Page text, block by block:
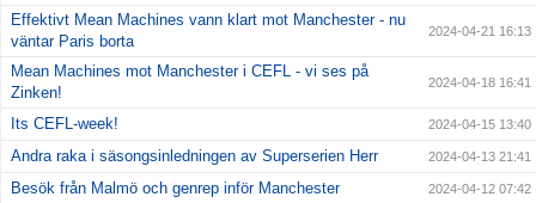
Effektivt Mean Machines vann klart mot Manchester - nu
väntar Paris borta
2024-04-21 16:13
Mean Machines mot Manchester i CEFL - vi ses på
Zinken!
2024-04-18 16:41
Its CEFL-week! 2024-04-15 13:40
Andra raka i säsongsinledningen av Superserien Herr 2024-04-13 21:41
Besök från Malmö och genrep inför Manchester 2024-04-12 07:42